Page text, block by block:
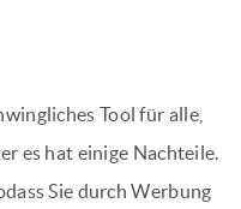
Tool für alle,
es hat einige Nachteile.
Sie durch Werbung